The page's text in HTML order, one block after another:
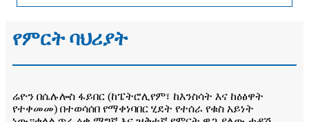
የምርት ባህሪያት
ሬዮን በሴሉሎስ ፋይበር (ከፔትሮሊየም፣ ከእንስሳት እና ከዕፅዋት
የተቀመመ) በተወሳሰበ የማቀነባበር ሂደት የተሰራ የቁስ አይነት